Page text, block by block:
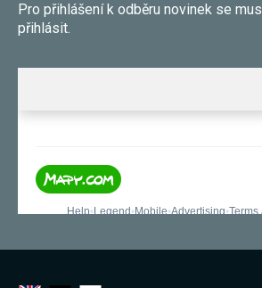
Pro přihlášení k odběru novinek se
přihlásit.